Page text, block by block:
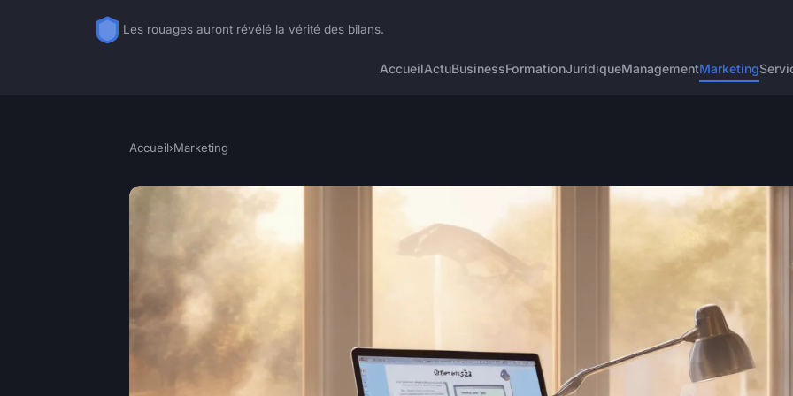
Les rouages auront révélé la vérité des bilans.
AccueilActuBusinessFormationJuridiqueManagementMarketing
Accueil›Marketing